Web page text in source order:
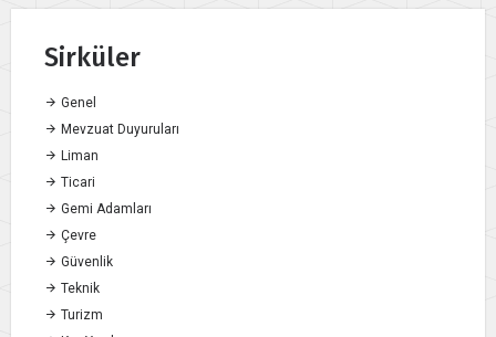
Sirküler
Genel
Mevzuat Duyuruları
Liman
Ticari
Gemi Adamları
Çevre
Güvenlik
Teknik
Turizm